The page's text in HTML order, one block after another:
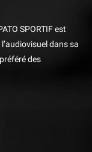
SPORTIF est
dans sa
des